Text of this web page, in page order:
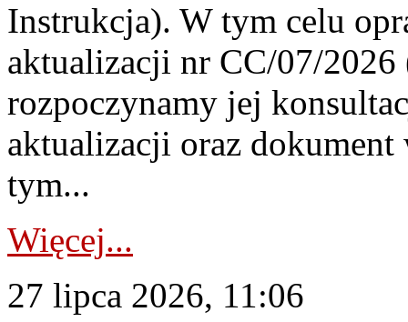
Instrukcja). W tym celu
aktualizacji nr CC/07/
rozpoczynamy jej
aktualizacji oraz
tym...
Więcej...
27 lipca 2026, 11:06